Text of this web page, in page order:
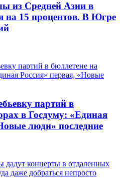
из Средней Азии в
на 15 процентов. В Югре
партий в
в Госдуму: «Единая
люди» последние